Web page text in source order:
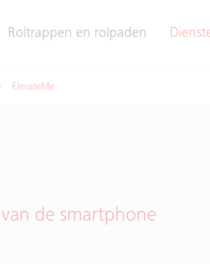
Roltrappen en rolpaden
ElevateMe
de smartphone